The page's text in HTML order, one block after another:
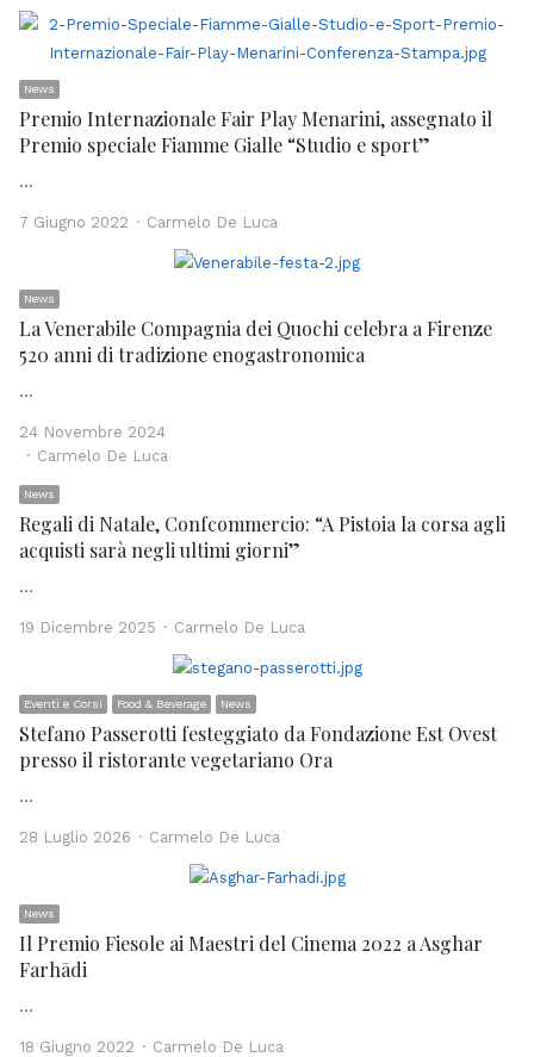
News
Premio Internazionale Fair Play Menarini, assegnato il
Premio speciale Fiamme Gialle “Studio e sport”
…
7 Giugno 2022 Author
Carmelo De Luca
News
La Venerabile Compagnia dei Quochi celebra a Firenze
520 anni di tradizione enogastronomica
…
24 Novembre 2024
Author
Carmelo De Luca
News
Regali di Natale, Confcommercio: “A Pistoia la corsa agli
acquisti sarà negli ultimi giorni”
…
19 Dicembre 2025 Author
Carmelo De Luca
Eventi e Corsi Food & Beverage News
Stefano Passerotti festeggiato da Fondazione Est Ovest
presso il ristorante vegetariano Ora
…
28 Luglio 2026 Author
Carmelo De Luca
News
Il Premio Fiesole ai Maestri del Cinema 2022 a Asghar
Farhādi
…
18 Giugno 2022 Author
Carmelo De Luca